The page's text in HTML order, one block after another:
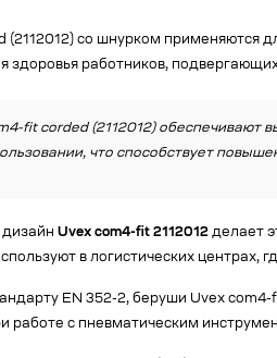
со шнурком применяются
здоровья работников,
fit corded (2112012) обеспечивают
что способствует
Uvex com4-fit 2112012 делает
в логистических центрах,
EN 352-2, беруши Uvex
работе с пневматическим